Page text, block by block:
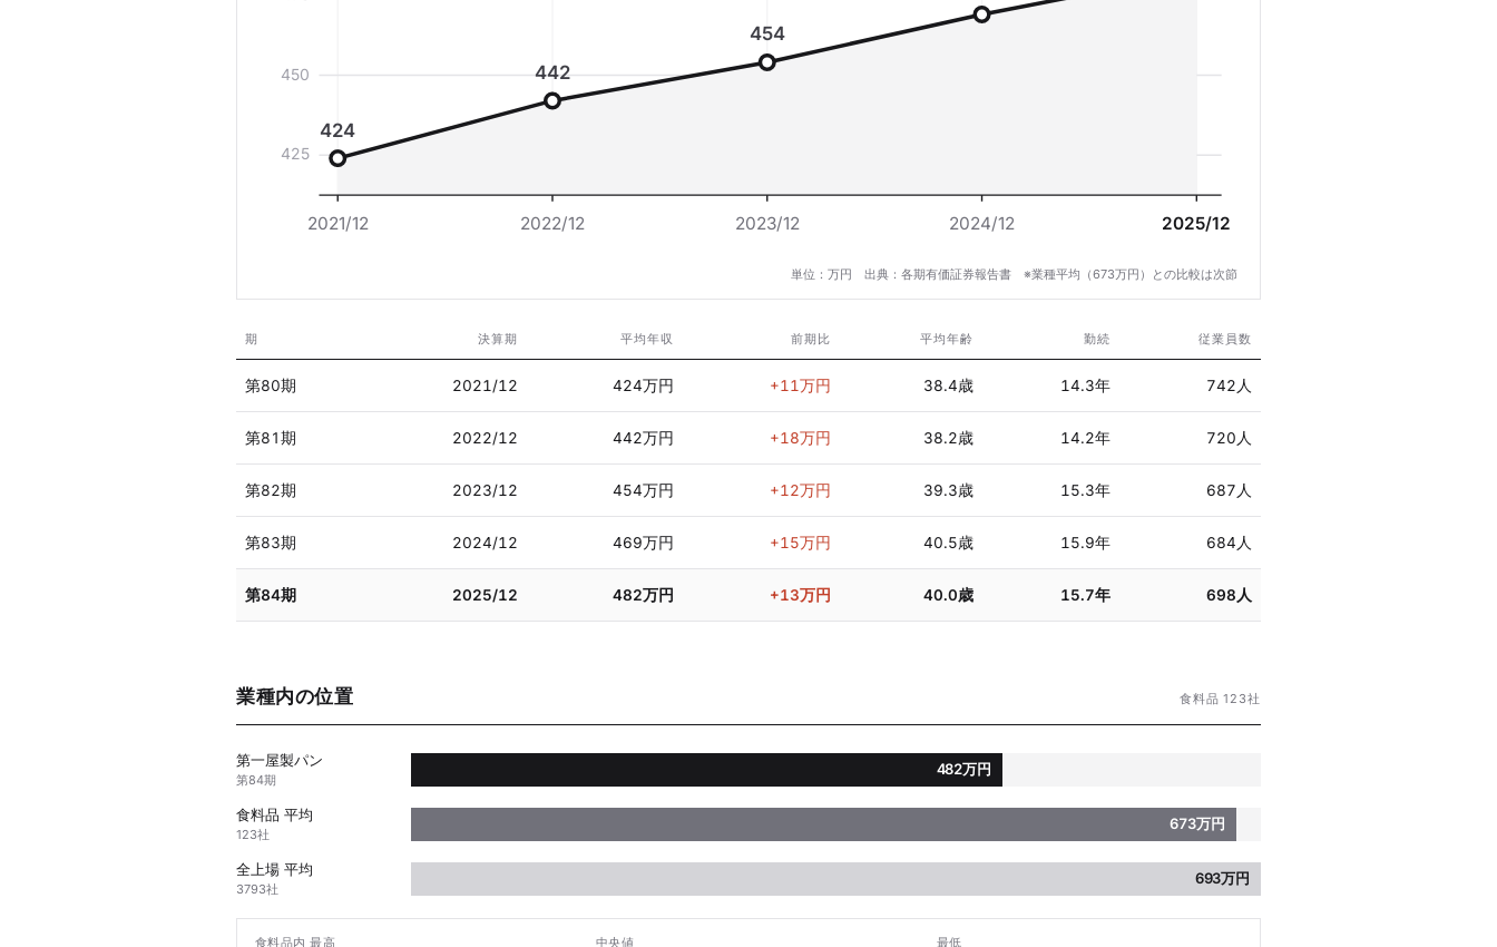
450
425
424
442
454
2021/12 2022/12 2023/12 2024/12 2025/12
単位：万円 出典：各期有価証券報告書 ※業種平均（673万円）との比較は次節
期 決算期 平均年収 前期比 平均年齢 勤続 従業員数
第80期 2021/12 424万円 +11万円 38.4歳 14.3年 742人
第81期 2022/12 442万円 +18万円 38.2歳 14.2年 720人
第82期 2023/12 454万円 +12万円 39.3歳 15.3年 687人
第83期 2024/12 469万円 +15万円 40.5歳 15.9年 684人
第84期 2025/12 482万円 +13万円 40.0歳 15.7年 698人
業種内の位置 食料品 123社
第一屋製パン
第84期
482万円
食料品 平均
123社
673万円
全上場 平均
3793社
693万円
食料品内 最高 中央値 最低